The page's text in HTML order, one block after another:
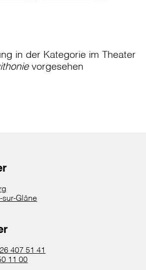
in der Kategorie im Theater
vorgesehen
sur-Glâne
407 51 41
11 00